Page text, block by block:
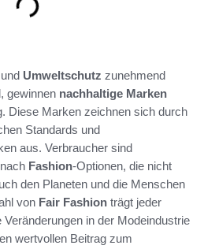
und Umweltschutz zunehmend
gewinnen nachhaltige Marken
Diese Marken zeichnen sich durch
Standards und
aus. Verbraucher sind
Fashion-Optionen, die nicht
den Planeten und die Menschen
von Fair Fashion trägt jeder
in der Modeindustrie
wertvollen Beitrag zum